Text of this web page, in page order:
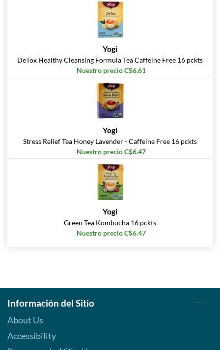
Yogi
DeTox Healthy Cleansing Formula Tea Caffeine Free 16 pckts
Nuestro precio C$6.61
Yogi
Stress Relief Tea Honey Lavender - Caffeine Free 16 pckts
Nuestro precio C$6.47
Yogi
Green Tea Kombucha 16 pckts
Nuestro precio C$6.47
Información del Sitio
About Us
Accessibility